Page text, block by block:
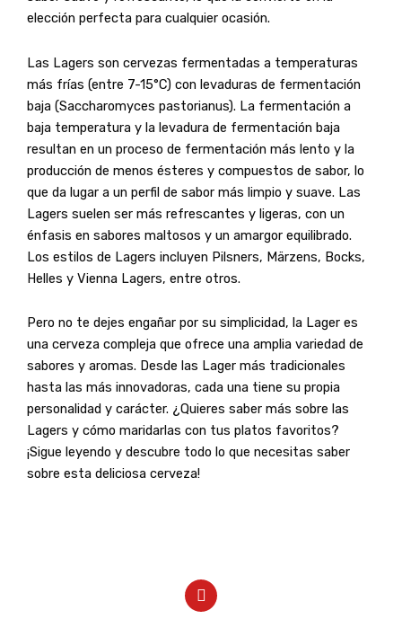
elección perfecta para cualquier ocasión.
Las Lagers son cervezas fermentadas a temperaturas
más frías (entre 7-15°C) con levaduras de fermentación
baja (Saccharomyces pastorianus). La fermentación a
baja temperatura y la levadura de fermentación baja
resultan en un proceso de fermentación más lento y la
producción de menos ésteres y compuestos de sabor, lo
que da lugar a un perfil de sabor más limpio y suave. Las
Lagers suelen ser más refrescantes y ligeras, con un
énfasis en sabores maltosos y un amargor equilibrado.
Los estilos de Lagers incluyen Pilsners, Märzens, Bocks,
Helles y Vienna Lagers, entre otros.
Pero no te dejes engañar por su simplicidad, la Lager es
una cerveza compleja que ofrece una amplia variedad de
sabores y aromas. Desde las Lager más tradicionales
hasta las más innovadoras, cada una tiene su propia
personalidad y carácter. ¿Quieres saber más sobre las
Lagers y cómo maridarlas con tus platos favoritos?
¡Sigue leyendo y descubre todo lo que necesitas saber
sobre esta deliciosa cerveza!
Y
o